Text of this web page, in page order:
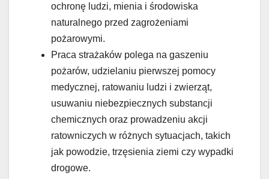
ochronę ludzi, mienia i środowiska
naturalnego przed zagrożeniami
pożarowymi.
Praca strażaków polega na gaszeniu
pożarów, udzielaniu pierwszej pomocy
medycznej, ratowaniu ludzi i zwierząt,
usuwaniu niebezpiecznych substancji
chemicznych oraz prowadzeniu akcji
ratowniczych w różnych sytuacjach, takich
jak powodzie, trzęsienia ziemi czy wypadki
drogowe.